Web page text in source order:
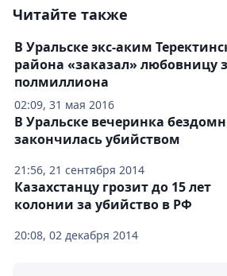
Читайте также
02:09, 31 мая 2016
В Уральске экс-аким
района «заказал» любовницу
полмиллиона
21:56, 21 сентября 2014
В Уральске вечеринка
закончилась убийством
20:08, 02 декабря 2014
Казахстанцу грозит до 15 лет
колонии за убийство в РФ